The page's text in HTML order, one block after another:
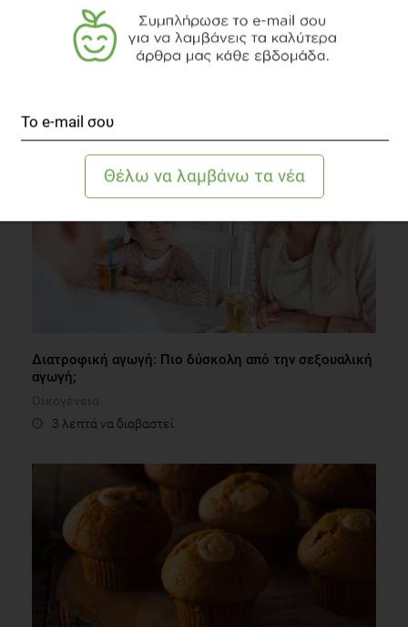
Είστε έγκυος; Παίρνετε αρκετό ιώδιο από τη
διατροφή σας;
Διατροφική αγωγή: Πιο δύσκολη από την σεξουαλική
αγωγή;
Οικογένεια
3 λεπτά να διαβαστεί